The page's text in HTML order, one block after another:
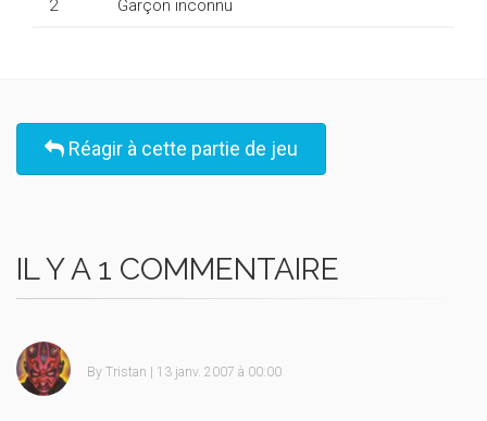
2 Garçon inconnu
Réagir à cette partie de jeu
IL Y A 1 COMMENTAIRE
By Tristan | 13 janv. 2007 à 00:00